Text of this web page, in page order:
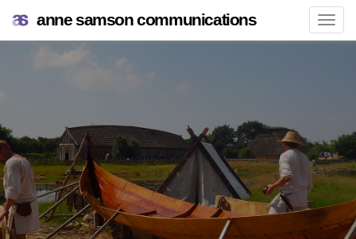
anne samson communications